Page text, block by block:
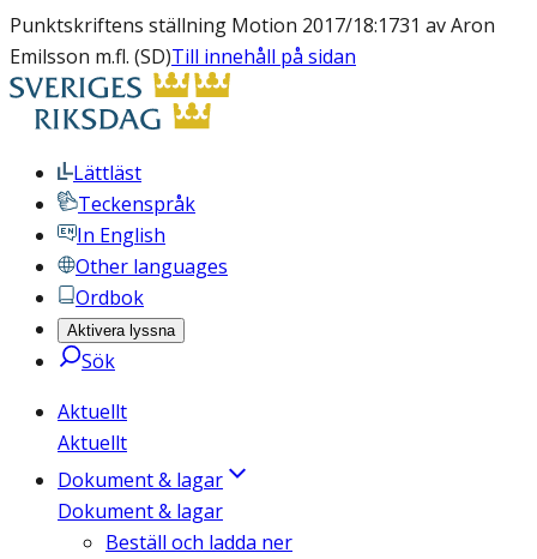
Punktskriftens ställning Motion 2017/18:1731 av Aron
Emilsson m.fl. (SD)Till innehåll på sidan
Lättläst
Teckenspråk
In English
Other languages
Ordbok
Aktivera lyssna
Sök
Aktuellt
Aktuellt
Dokument & lagar
Dokument & lagar
Beställ och ladda ner